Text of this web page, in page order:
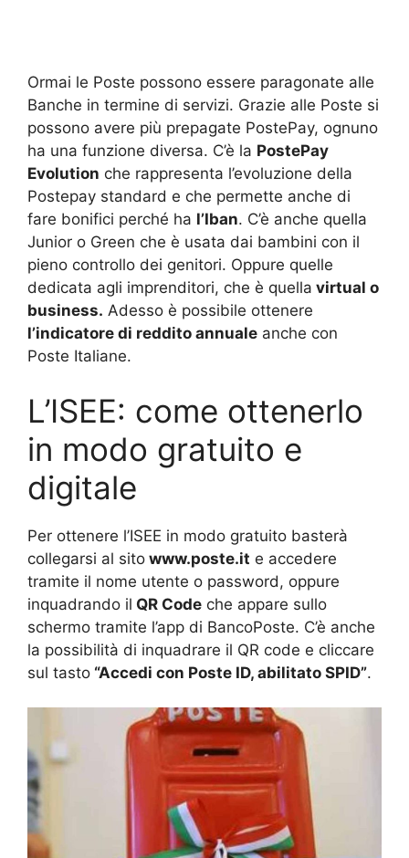
Ormai le Poste possono essere paragonate alle
Banche in termine di servizi. Grazie alle Poste si
possono avere più prepagate PostePay, ognuno
ha una funzione diversa. C’è la PostePay
Evolution che rappresenta l’evoluzione della
Postepay standard e che permette anche di
fare bonifici perché ha l’Iban. C’è anche quella
Junior o Green che è usata dai bambini con il
pieno controllo dei genitori. Oppure quelle
dedicata agli imprenditori, che è quella virtual o
business. Adesso è possibile ottenere
l’indicatore di reddito annuale anche con
Poste Italiane.
L’ISEE: come ottenerlo
in modo gratuito e
digitale
Per ottenere l’ISEE in modo gratuito basterà
collegarsi al sito www.poste.it e accedere
tramite il nome utente o password, oppure
inquadrando il QR Code che appare sullo
schermo tramite l’app di BancoPoste. C’è anche
la possibilità di inquadrare il QR code e cliccare
sul tasto “Accedi con Poste ID, abilitato SPID”.